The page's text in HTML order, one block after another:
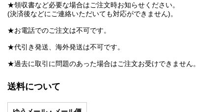
★領収書など必要な場合はご注文時お知らせください。
(決済後などにご連絡いただいても対応ができません)。
★お電話でのご注文は不可です。
★代引き発送、海外発送は不可です。
★過去に取引に問題のあった場合はご注文お受けできません。
送料について